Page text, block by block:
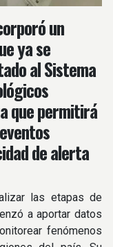
un
ya se
al Sistema
que permitirá
de alerta
las etapas de
a aportar datos
fenómenos